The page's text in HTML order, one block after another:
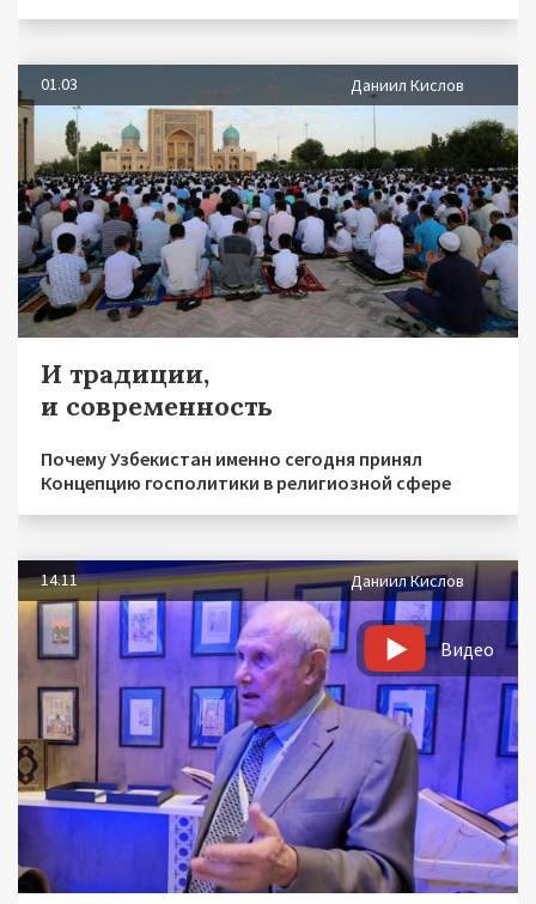
01.03 Даниил Кислов
И традиции,
и современность
Почему Узбекистан именно сегодня принял
Концепцию госполитики в религиозной сфере
14.11 Даниил Кислов
Видео